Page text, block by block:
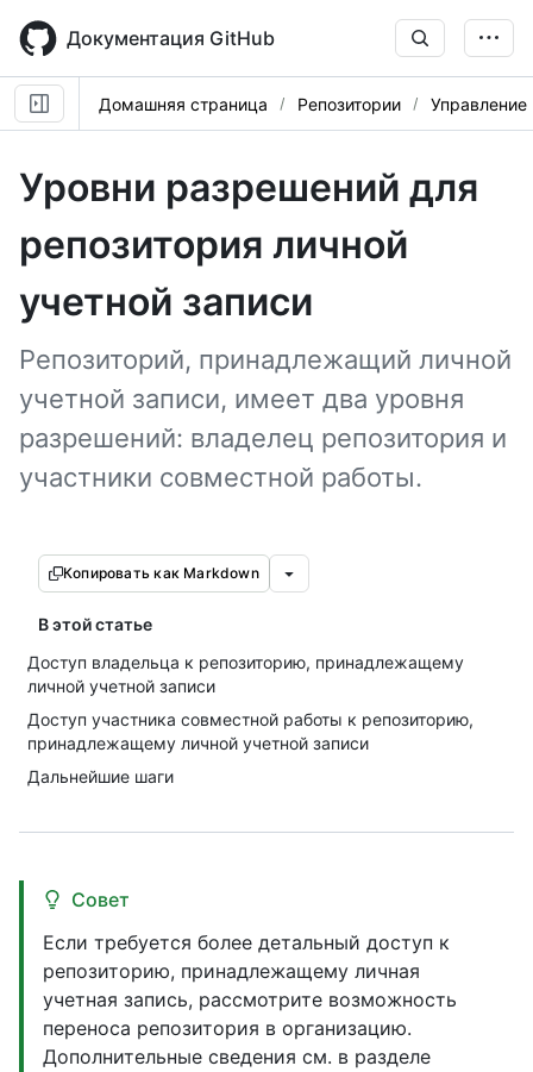
main
content
Документация GitHub
Домашняя страница Репозитории
Уровни разрешений для
репозитория личной
учетной записи
Репозиторий, принадлежащий личной
учетной записи, имеет два уровня
разрешений: владелец репозитория и
участники совместной работы.
Копировать как Markdown
В этой статье
Доступ владельца к репозиторию, принадлежащему
личной учетной записи
Доступ участника совместной работы к репозиторию,
принадлежащему личной учетной записи
Дальнейшие шаги
Совет
Если требуется более детальный доступ к
репозиторию, принадлежащему личная
учетная запись, рассмотрите возможность
переноса репозитория в организацию.
Дополнительные сведения см. в разделе